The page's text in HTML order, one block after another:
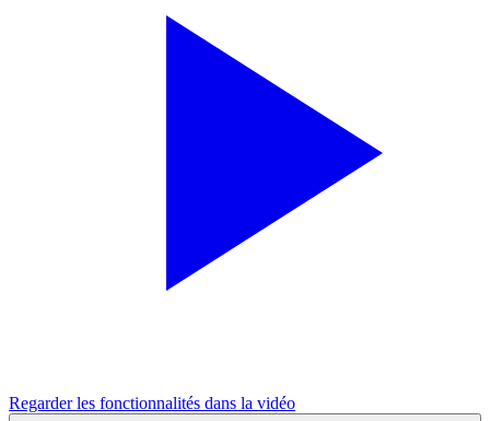
Regarder les fonctionnalités dans la vidéo